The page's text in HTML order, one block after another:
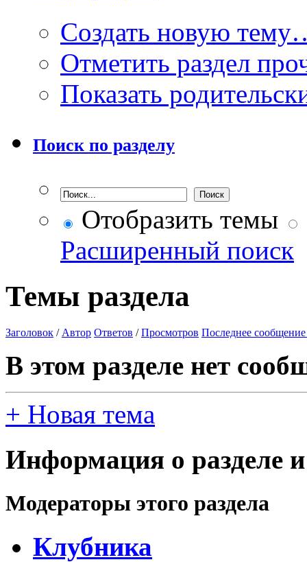
Создать новую
Отметить раздел
Показать
Поиск по разделу
Отобразить темы
Расширенный поиск
Темы раздела
Заголовок / Автор Ответов /Просмотров Последнее сообщение
В этом разделе нет
+ Новая тема
Информация о разделе
Модераторы этого раздела
Клубника